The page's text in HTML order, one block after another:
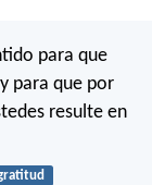
para que
para que por
resulte en